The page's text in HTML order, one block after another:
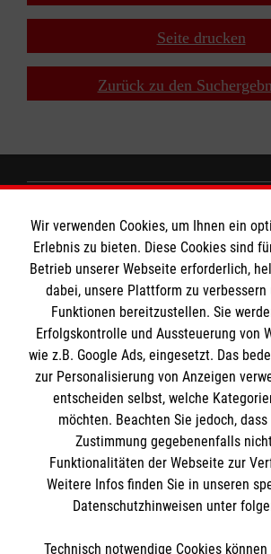
Seite drucken
Zurück zu den
Wir Malteser
Angebote und Leistungen
Unsere Kurse
Mitarbeiten
Wir Malteser
Informationen
Downloads
Impressum
Datenschutz
Malteser online
Malteserorden
Malteser Jugend
Soziale Netzwerke
Wir verwenden Cookies, um Ihnen ein
Erlebnis zu bieten. Diese Cookies sind
Betrieb unserer Webseite erforderlich,
dabei, unsere Plattform zu
Funktionen bereitzustellen. Sie
Erfolgskontrolle und Aussteuerung von
wie z.B. Google Ads, eingesetzt. Das
zur Personalisierung von Anzeigen
entscheiden selbst, welche
möchten. Beachten Sie jedoch,
Zustimmung gegebenenfalls
Funktionalitäten der Webseite zur
Weitere Infos finden Sie in unseren
Datenschutzhinweisen unter
Technisch notwendige Cookies